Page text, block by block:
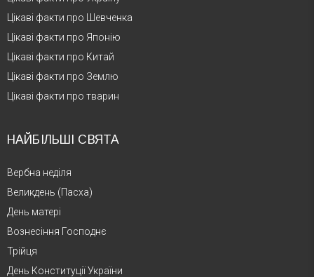
Цікаві факти про Шевченка
Цікаві факти про Японію
Цікаві факти про Китай
Цікаві факти про Землю
Цікаві факти про тварин
НАЙБІЛЬШІ СВЯТА
Вербна неділя
Великдень (Пасха)
День матері
Вознесіння Господнє
Трійця
День Конституції України